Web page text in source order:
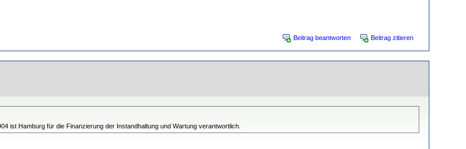
Beitrag beantworten Beitrag zitieren
ist Hamburg für die Finanzierung der Instandhaltung und Wartung verantwortlich.